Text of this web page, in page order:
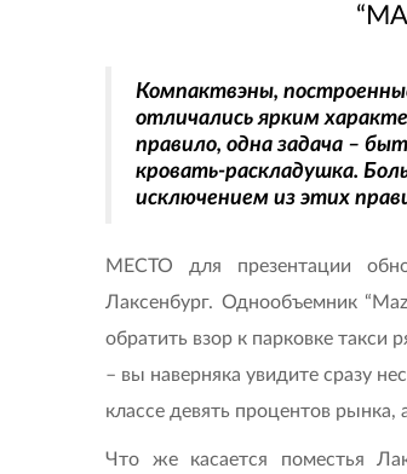
Компактвэны,
отличались ярким
правило, одна задача –
кровать-раскладушка.
исключением из этих
МЕСТО для презентации
Лаксенбург. Однообъемник
обратить взор к парковке
– вы наверняка увидите сразу
классе девять процентов рынка,
Что же касается поместья